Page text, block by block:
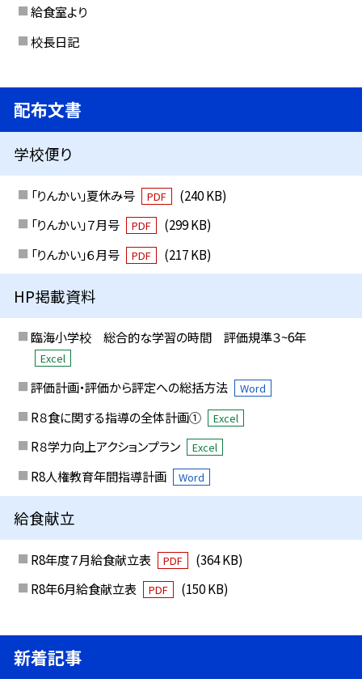
給食室より
校長日記
配布文書
学校便り
「りんかい」夏休み号 PDF
(240 KB)
「りんかい」７月号
PDF
(299 KB)
「りんかい」６月号
PDF (217 KB)
HP掲載資料
臨海小学校 総合的な学習の時間 評価規準３~6年
Excel
評価計画・評価から評定への総括方法 Word
R８食に関する指導の全体計画① Excel
R８学力向上アクションプラン Excel
R8人権教育年間指導計画 Word
給食献立
R8年度７月給食献立表 PDF
(364 KB)
R8年6月給食献立表
PDF (150 KB)
新着記事